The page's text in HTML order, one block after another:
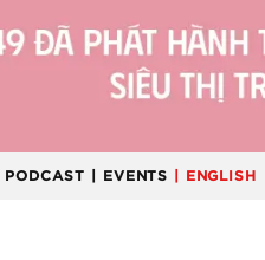
PODCAST | EVENTS | ENGLISH